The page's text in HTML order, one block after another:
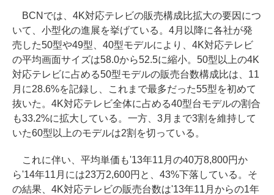
BCNでは、4K対応テレビの販売構成比拡大の要因につ
いて、小型化の進展を挙げている。4月以降に各社が発
売した50型や49型、40型モデルにより、4K対応テレビ
の平均画面サイズは58.0から52.5に縮小。50型以上の4K
対応テレビに占める50型モデルの販売台数構成比は、11
月に28.6%を記録し、これまで最多だった55型を初めて
抜いた。4K対応テレビ全体に占める40型台モデルの割合
も33.2%に拡大している。一方、3月まで3割を維持して
いた60型以上のモデルは2割を切っている。
これに伴い、平均単価も'13年11月の40万8,800円か
ら'14年11月には23万2,600円と、43%下落している。そ
の結果、4K対応テレビの販売台数は'13年11月からの1年